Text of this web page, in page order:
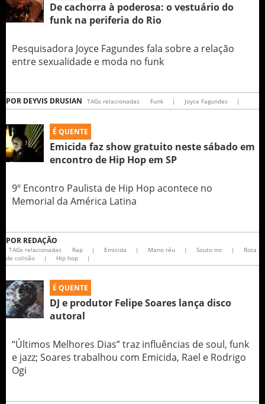
De cachorra à poderosa: o vestuário do
funk na periferia do Rio
Pesquisadora Joyce Fagundes fala sobre a relação
entre sexualidade e moda no funk
POR DEYVIS DRUSIAN TAGs relacionadas Funk | Joyce Fagundes |
É QUENTE
Emicida faz show gratuito neste sábado em
encontro de Hip Hop em SP
9º Encontro Paulista de Hip Hop acontece no
Memorial da América Latina
POR REDAÇÃO
TAGs relacionadas Rap | Emicida | Mano réu | Souto mc |
Rota
de colisão
| Hip hop |
É QUENTE
DJ e produtor Felipe Soares lança disco
autoral
“Últimos Melhores Dias” traz influências de soul, funk
e jazz; Soares trabalhou com Emicida, Rael e Rodrigo
Ogi